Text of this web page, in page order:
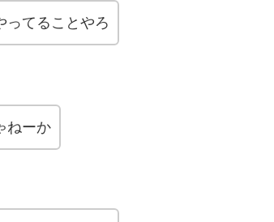
ってることやろ
ねーか